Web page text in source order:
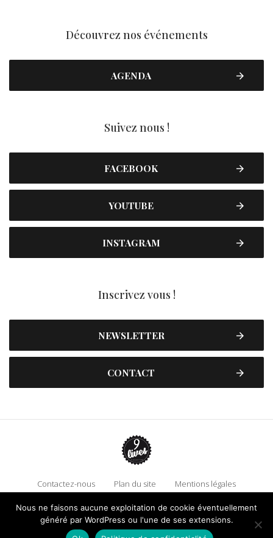
Découvrez nos événements
AGENDA
Suivez nous !
FACEBOOK
YOUTUBE
INSTAGRAM
Inscrivez vous !
NEWSLETTER
CONTACT
Contactez-nous Plan du site
Mentions légales
Adhérez à 9 Lives
Faire un don !
Nous ne faisons aucune exploitation de cookie éventuellement
généré par WordPress ou l'une de ses extensions.